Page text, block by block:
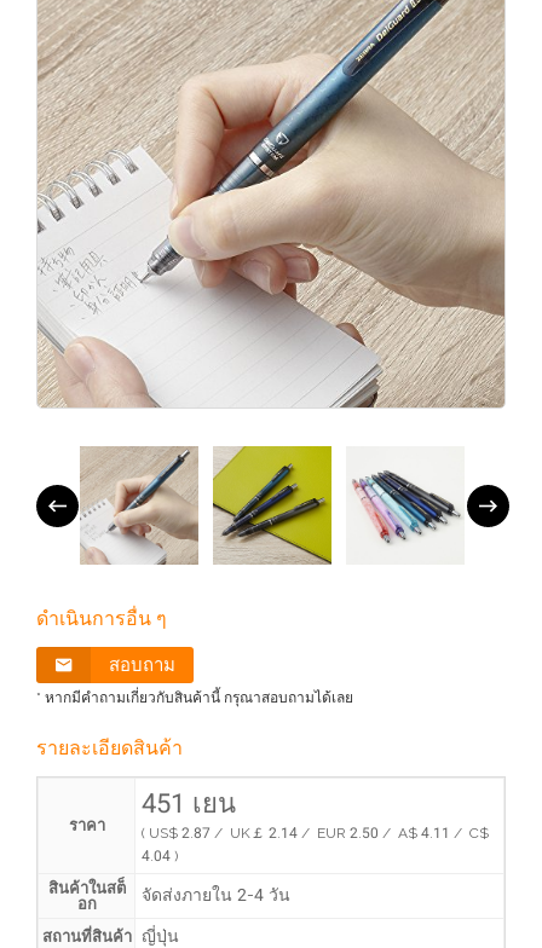
ดำเนินการอื่น ๆ
สอบถาม
* หากมีคำถามเกี่ยวกับสินค้านี้ กรุณาสอบถามได้เลย
รายละเอียดสินค้า
ราคา
451 เยน
( US$ 2.87 / UK￡ 2.14 / EUR 2.50 / A$ 4.11 / C$
4.04 )
สินค้าในสต็
อก
จัดส่งภายใน 2-4 วัน
สถานที่สินค้า ญี่ปุ่น